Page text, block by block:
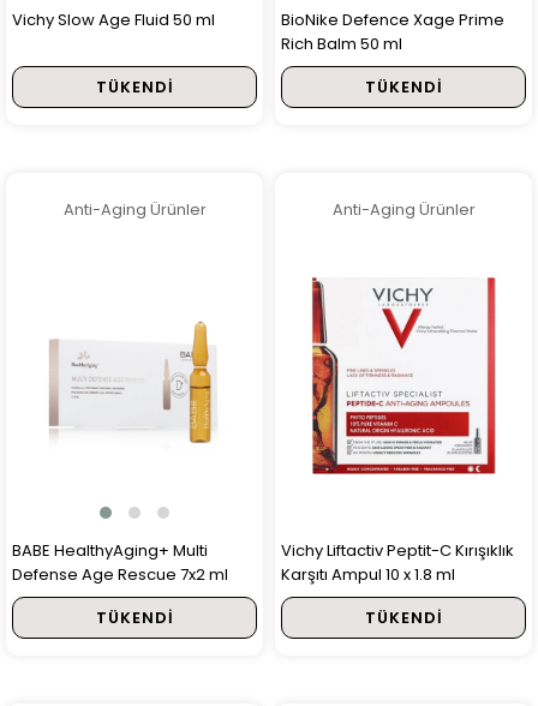
Vichy Slow Age Fluid 50 ml
TÜKENDI
BioNike Defence Xage Prime
Rich Balm 50 ml
TÜKENDI
Anti-Aging Ürünler
BABE HealthyAging+ Multi
Defense Age Rescue 7x2 ml
TÜKENDI
Anti-Aging Ürünler
Vichy Liftactiv Peptit-C Kırışıklık
Karşıtı Ampul 10 x 1.8 ml
TÜKENDI